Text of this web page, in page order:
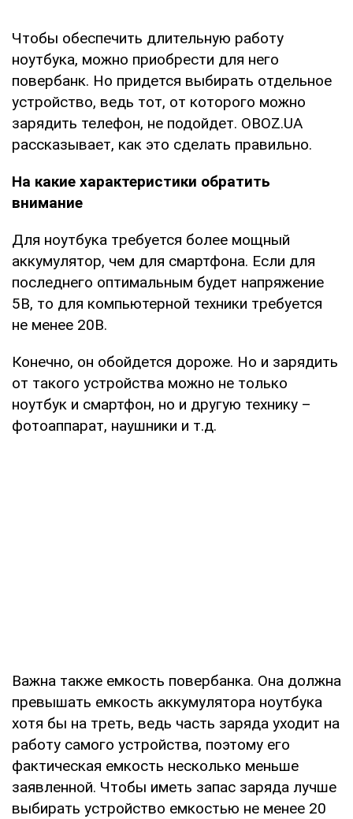
Чтобы обеспечить длительную работу
ноутбука, можно приобрести для него
повербанк. Но придется выбирать отдельное
устройство, ведь тот, от которого можно
зарядить телефон, не подойдет. OBOZ.UA
рассказывает, как это сделать правильно.
На какие характеристики обратить
внимание
Для ноутбука требуется более мощный
аккумулятор, чем для смартфона. Если для
последнего оптимальным будет напряжение
5В, то для компьютерной техники требуется
не менее 20В.
Конечно, он обойдется дороже. Но и зарядить
от такого устройства можно не только
ноутбук и смартфон, но и другую технику –
фотоаппарат, наушники и т.д.
Важна также емкость повербанка. Она должна
превышать емкость аккумулятора ноутбука
хотя бы на треть, ведь часть заряда уходит на
работу самого устройства, поэтому его
фактическая емкость несколько меньше
заявленной. Чтобы иметь запас заряда лучше
выбирать устройство емкостью не менее 20